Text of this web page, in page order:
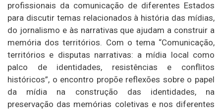
profissionais da comunicação de diferentes Estados
para discutir temas relacionados à história das mídias,
do jornalismo e às narrativas que ajudam a construir a
memória dos territórios. Com o tema “Comunicação,
territórios e disputas narrativas: a mídia local como
palco de identidades, resistências e conflitos
históricos”, o encontro propõe reflexões sobre o papel
da mídia na construção das identidades, na
preservação das memórias coletivas e nos diferentes